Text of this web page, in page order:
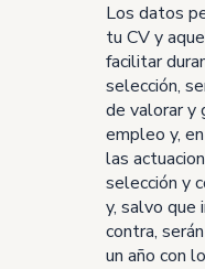
Los datos
tu CV y
facilitar
selección,
de valorar y
empleo y,
las
selección y
y, salvo que
contra,
un año con